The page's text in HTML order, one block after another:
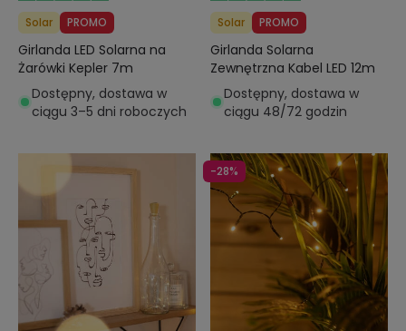
Solar
PROMO
Girlanda LED Solarna na
Żarówki Kepler 7m
Dostępny, dostawa w
ciągu 3–5 dni roboczych
Solar
PROMO
Girlanda Solarna
Zewnętrzna Kabel LED 12m
Dostępny, dostawa w
ciągu 48/72 godzin
-28%